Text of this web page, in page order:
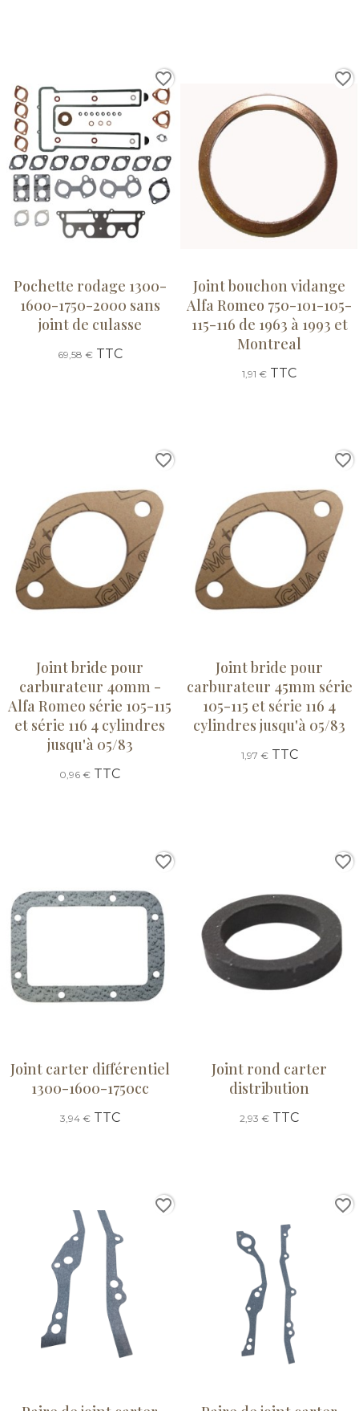
Pochette rodage 1300-
1600-1750-2000 sans
joint de culasse
69,58 €TTC
favorite_border
Joint bouchon vidange
Alfa Romeo 750-101-105-
115-116 de 1963 à 1993 et
Montreal
1,91 € TTC
favorite_border
Joint bride pour
carburateur 40mm -
Alfa Romeo série 105-115
et série 116 4 cylindres
jusqu'à 05/83
0,96 € TTC
favorite_border
Joint bride pour
carburateur 45mm série
105-115 et série 116 4
cylindres jusqu'à 05/83
1,97 €TTC
favorite_border
Joint carter différentiel
1300-1600-1750cc
3,94 €TTC
favorite_border
Joint rond carter
distribution
2,93 € TTC
favorite_border
favorite_border favorite_border